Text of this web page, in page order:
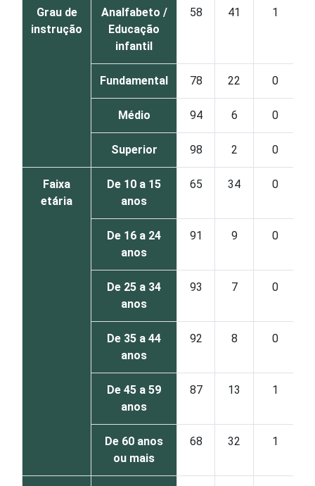
Grau de
instrução
Analfabeto /
Educação
infantil
58 41 1
Fundamental 78 22 0
Médio 94 6 0
Superior 98 2 0
Faixa
etária
De 10 a 15
anos
65 34 0
De 16 a 24
anos
91 9 0
De 25 a 34
anos
93 7 0
De 35 a 44
anos
92 8 0
De 45 a 59
anos
87 13 1
De 60 anos
ou mais
68 32 1